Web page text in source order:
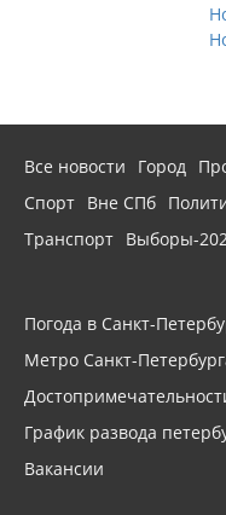
Все новости Город
Спорт Вне СПб
Транспорт Выборы-
Погода в Санкт-
Метро Санкт-
График развода
Вакансии